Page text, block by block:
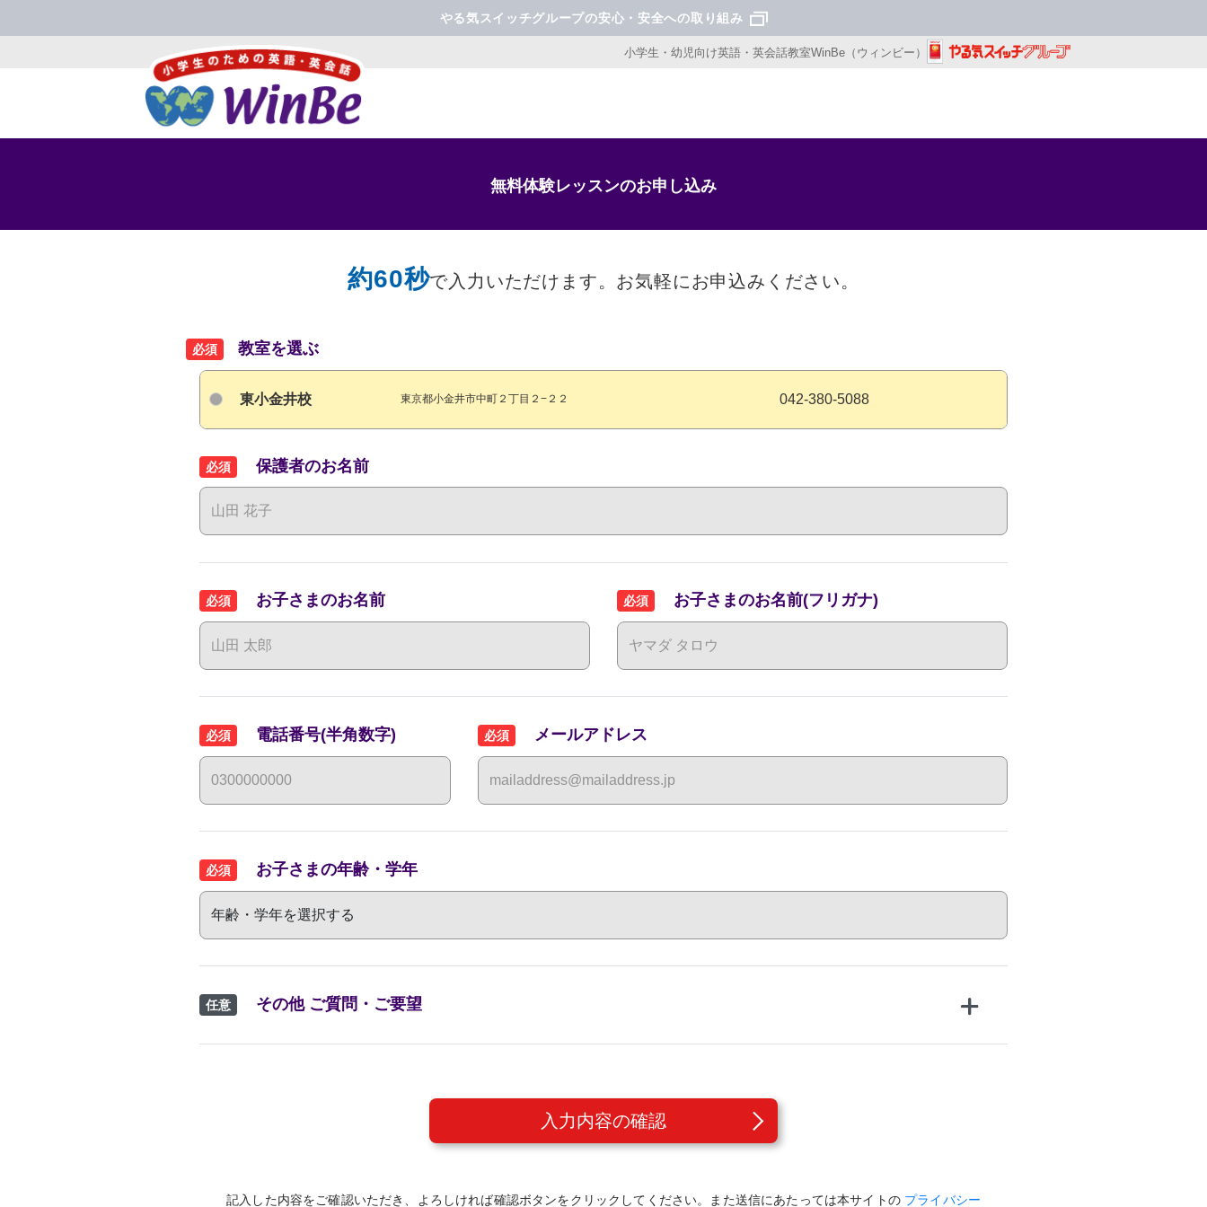
やる気スイッチグループの安心・安全への取り組み
小学生・幼児向け英語・英会話教室WinBe（ウィンビー）
無料体験レッスンのお申し込み
約60秒で入力いただけます。 お気軽にお申込みください。
必須 教室を選ぶ
東小金井校 東京都小金井市中町２丁目２−２２ 042-380-5088
必須 保護者のお名前
必須 お子さまのお名前 必須 お子さまのお名前(フリガナ)
必須 電話番号(半角数字) 必須 メールアドレス
必須 お子さまの年齢・学年
任意 その他 ご質問・ご要望
入力内容の確認
記入した内容をご確認いただき、よろしければ確認ボタンをクリックしてください。また送信にあたっては本サイトの プライバシー